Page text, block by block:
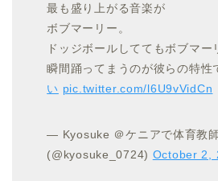
最も盛り上がる音楽が
ボブマーリー。
ドッジボールしててもボブマー
瞬間踊ってまうのが彼らの特性
い pic.twitter.com/l6U9vVidCn
— Kyosuke ＠ケニアで体育
(@kyosuke_0724) October 2,